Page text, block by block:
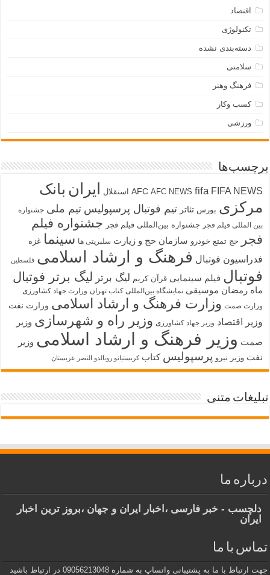
اقتصاد
تکنولوژی
دسته‌بندی نشده
سلامتی
فرهنگ وهنر
کسب وکار
ورزشی
برچسب‌ها
AFC AFC NEWS fifa FIFA NEWS استقلال ایران بانک
مرکزی بورس تئاتر تیم فوتبال پرسپولیس تیم ملی جشنواره
بین المللی فیلم فجر جشنواره بین‌المللی فیلم فجر جشنواره فیلم
فجر
حج تمتع خودرو سازمان حج و زیارت سلبریتی ها سینما غزه
فدراسیون فوتبال فرهنگ و ارشاد اسلامی فلسطین
فوتبال فیلم سینمایی قرآن کریم لیگ برتر لیگ برتر فوتبال
ماه رمضان موسیقی نمایشگاه بین‌المللی کتاب تهران وزارت جهاد کشاورزی
وزارت صمت وزارت فرهنگ و ارشاد اسلامی وزارت نفت
وزیر اقتصاد وزیر جهاد کشاورزی وزیر راه و شهرسازی وزیر
صمت وزیر فرهنگ و ارشاد اسلامی وزیر
نفت وزیر نیرو پرسپولیس کتاب کریستیانو رونالدو النصر عربستان
تبلیغات متنی
درباره ما
دلچسب - خبر فارسی ،اخبار ایران و جهان ،بروز ترین اخبار
ایران
تماس با ما
جهت ارتباط با ما به پشتیبانی واتساپ به شماره 09056213048 در ارتباط باشید